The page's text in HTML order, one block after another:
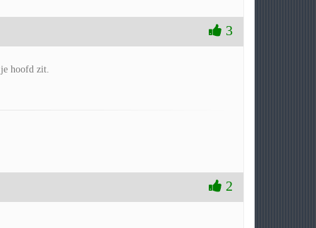
3
hoofd zit.
2